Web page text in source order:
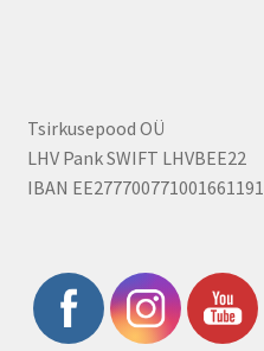
Tsirkusepood OÜ
LHV Pank SWIFT LHVBEE22
IBAN EE277700771001661191